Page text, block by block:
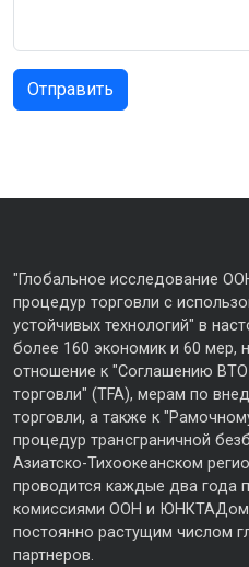
"Глобальное исследование
процедур торговли с
устойчивых технологий" в
более 160 экономик и 60 мер,
отношение к "Соглашению
торговли" (TFA), мерам по
торговли, а также к
процедур трансграничной
Азиатско-Тихоокеанском
проводится каждые два года
комиссиями ООН и ЮНКТАДом
постоянно растущим числом
партнеров.